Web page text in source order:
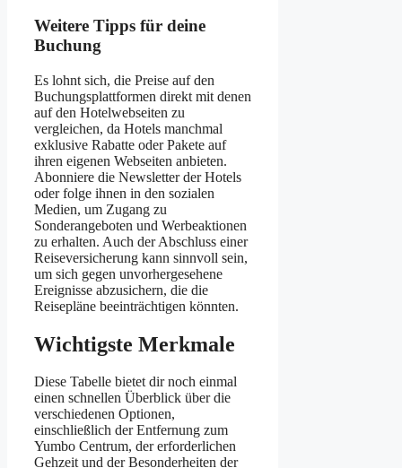
Weitere Tipps für deine
Buchung
Es lohnt sich, die Preise auf den
Buchungsplattformen direkt mit denen
auf den Hotelwebseiten zu
vergleichen, da Hotels manchmal
exklusive Rabatte oder Pakete auf
ihren eigenen Webseiten anbieten.
Abonniere die Newsletter der Hotels
oder folge ihnen in den sozialen
Medien, um Zugang zu
Sonderangeboten und Werbeaktionen
zu erhalten. Auch der Abschluss einer
Reiseversicherung kann sinnvoll sein,
um sich gegen unvorhergesehene
Ereignisse abzusichern, die die
Reisepläne beeinträchtigen könnten.
Wichtigste Merkmale
Diese Tabelle bietet dir noch einmal
einen schnellen Überblick über die
verschiedenen Optionen,
einschließlich der Entfernung zum
Yumbo Centrum, der erforderlichen
Gehzeit und der Besonderheiten der